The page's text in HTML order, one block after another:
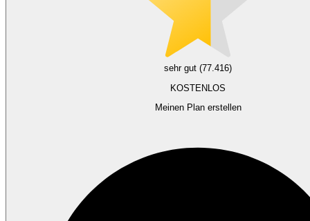
sehr gut (77.416)
KOSTENLOS
Meinen Plan erstellen